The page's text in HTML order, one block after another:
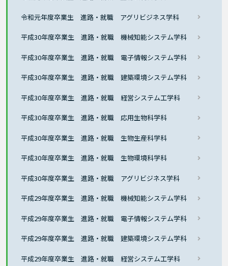
令和元年度卒業生 進路・就職 アグリビジネス学科
平成30年度卒業生 進路・就職 機械知能システム学科
平成30年度卒業生 進路・就職 電子情報システム学科
平成30年度卒業生 進路・就職 建築環境システム学科
平成30年度卒業生 進路・就職 経営システム工学科
平成30年度卒業生 進路・就職 応用生物科学科
平成30年度卒業生 進路・就職 生物生産科学科
平成30年度卒業生 進路・就職 生物環境科学科
平成30年度卒業生 進路・就職 アグリビジネス学科
平成29年度卒業生 進路・就職 機械知能システム学科
平成29年度卒業生 進路・就職 電子情報システム学科
平成29年度卒業生 進路・就職 建築環境システム学科
平成29年度卒業生 進路・就職 経営システム工学科